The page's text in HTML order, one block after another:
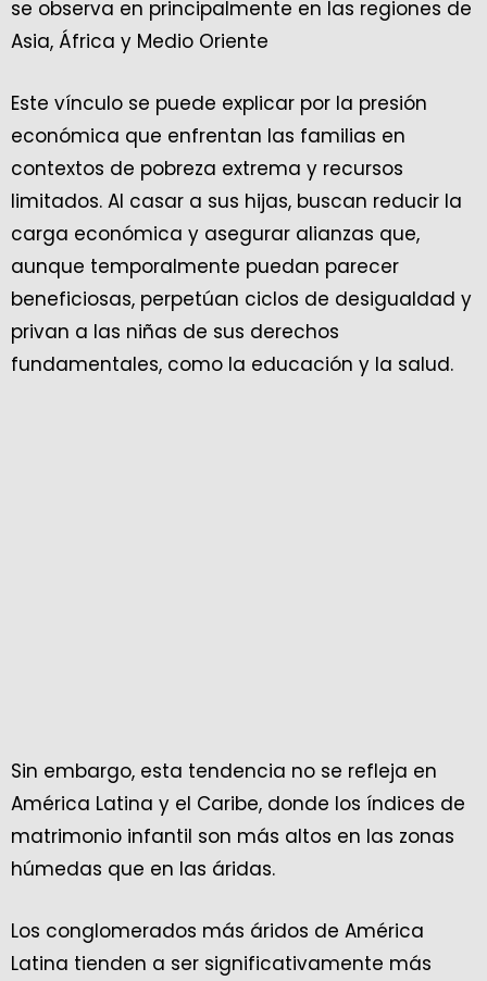
se observa en principalmente en las regiones de
Asia, África y Medio Oriente
Este vínculo se puede explicar por la presión
económica que enfrentan las familias en
contextos de pobreza extrema y recursos
limitados. Al casar a sus hijas, buscan reducir la
carga económica y asegurar alianzas que,
aunque temporalmente puedan parecer
beneficiosas, perpetúan ciclos de desigualdad y
privan a las niñas de sus derechos
fundamentales, como la educación y la salud.
Sin embargo, esta tendencia no se refleja en
América Latina y el Caribe, donde los índices de
matrimonio infantil son más altos en las zonas
húmedas que en las áridas.
Los conglomerados más áridos de América
Latina tienden a ser significativamente más